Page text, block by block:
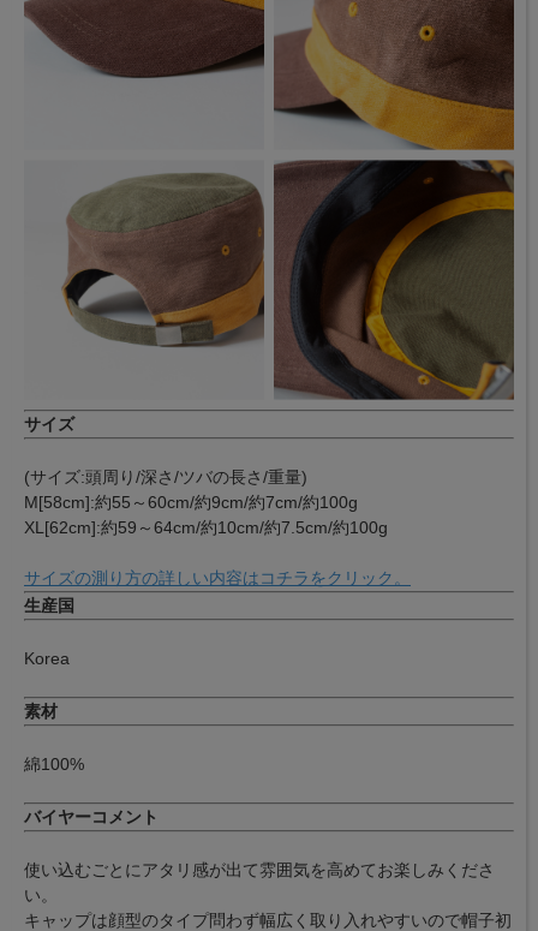
サイズ
(サイズ:頭周り/深さ/ツバの長さ/重量)
M[58cm]:約55～60cm/約9cm/約7cm/約100g
XL[62cm]:約59～64cm/約10cm/約7.5cm/約100g
サイズの測り方の詳しい内容はコチラをクリック。
生産国
Korea
素材
綿100%
バイヤーコメント
使い込むごとにアタリ感が出て雰囲気を高めてお楽しみくださ
い。
キャップは顔型のタイプ問わず幅広く取り入れやすいので帽子初